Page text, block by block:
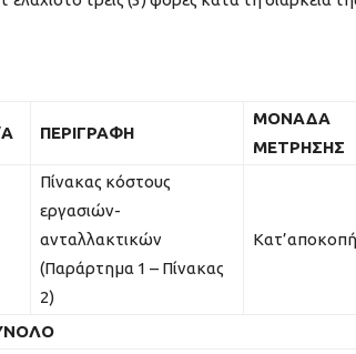
ΠΕΡΙΓΡΑΦΗ
ΜΟΝΑΔΑ
ΜΕΤΡΗΣΗΣ
Πίνακας κόστους
εργασιών-
ανταλλακτικών
(Παράρτημα 1 – Πίνακας
2)
Κατ’αποκοπή